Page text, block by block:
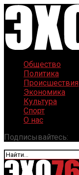
Общество
Политика
Происшествия
Экономика
Культура
Спорт
О нас
Подписывайтесь: